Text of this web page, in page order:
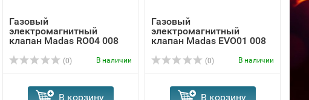
Газовый
электромагнитный
клапан Madas RO04 008
(0) В наличии
В корзину
Газовый
электромагнитный
клапан Madas EVО01 008
(0) В наличии
В корзину